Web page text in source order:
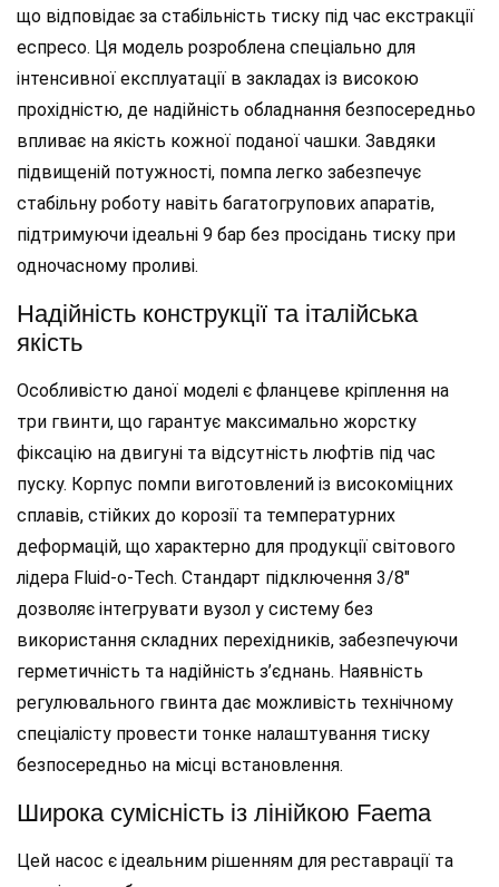
що відповідає за стабільність тиску під час екстракції
еспресо. Ця модель розроблена спеціально для
інтенсивної експлуатації в закладах із високою
прохідністю, де надійність обладнання безпосередньо
впливає на якість кожної поданої чашки. Завдяки
підвищеній потужності, помпа легко забезпечує
стабільну роботу навіть багатогрупових апаратів,
підтримуючи ідеальні 9 бар без просідань тиску при
одночасному проливі.
Надійність конструкції та італійська
якість
Особливістю даної моделі є фланцеве кріплення на
три гвинти, що гарантує максимально жорстку
фіксацію на двигуні та відсутність люфтів під час
пуску. Корпус помпи виготовлений із високоміцних
сплавів, стійких до корозії та температурних
деформацій, що характерно для продукції світового
лідера Fluid-o-Tech. Стандарт підключення 3/8″
дозволяє інтегрувати вузол у систему без
використання складних перехідників, забезпечуючи
герметичність та надійність з’єднань. Наявність
регулювального гвинта дає можливість технічному
спеціалісту провести тонке налаштування тиску
безпосередньо на місці встановлення.
Широка сумісність із лінійкою Faema
Цей насос є ідеальним рішенням для реставрації та